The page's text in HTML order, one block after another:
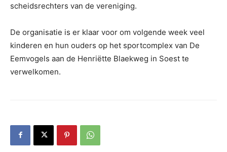
scheidsrechters van de vereniging.
De organisatie is er klaar voor om volgende week veel
kinderen en hun ouders op het sportcomplex van De
Eemvogels aan de Henriëtte Blaekweg in Soest te
verwelkomen.